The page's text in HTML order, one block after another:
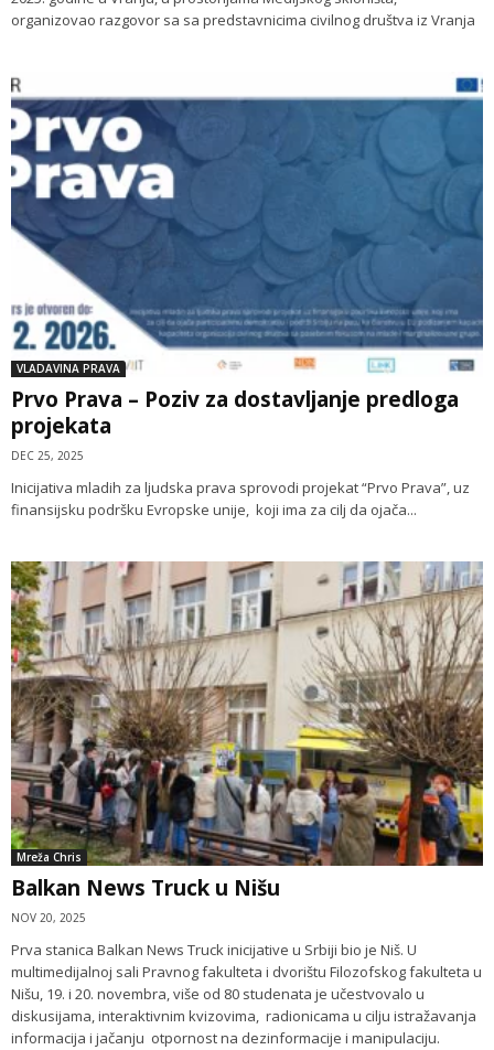
organizovao razgovor sa sa predstavnicima civilnog društva iz Vranja
VLADAVINA PRAVA
Prvo Prava – Poziv za dostavljanje predloga
projekata
DEC 25, 2025
Inicijativa mladih za ljudska prava sprovodi projekat “Prvo Prava”, uz
finansijsku podršku Evropske unije, koji ima za cilj da ojača...
Mreža Chris
Balkan News Truck u Nišu
NOV 20, 2025
Prva stanica Balkan News Truck inicijative u Srbiji bio je Niš. U
multimedijalnoj sali Pravnog fakulteta i dvorištu Filozofskog fakulteta u
Nišu, 19. i 20. novembra, više od 80 studenata je učestvovalo u
diskusijama, interaktivnim kvizovima, radionicama u cilju istražavanja
informacija i jačanju otpornost na dezinformacije i manipulaciju.